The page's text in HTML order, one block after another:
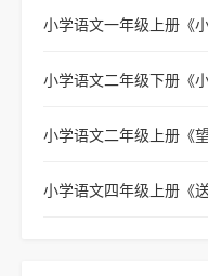
小学语文一年级上册《
小学语文二年级下册《
小学语文二年级上册《
小学语文四年级上册《